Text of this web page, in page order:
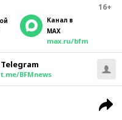
16+
Канал в
MAX
max.ru/bfm
Telegram
t.me/BFMnews